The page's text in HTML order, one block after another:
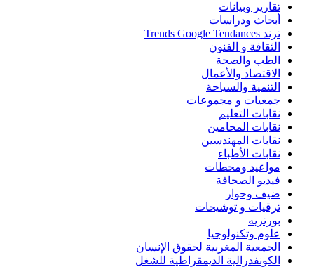
تقارير وبيانات
أبحاث ودراسات
ترند Trends Google Tendances
الثقافة و الفنون
الطب والصحة
الاقتصاد والأعمال
التنمية والسياحة
جمعيات و مجموعات
نقابات التعليم
نقابات المحامين
نقابات المهندسين
نقابات الأطباء
مواعيد ومحطات
فيديو الصحافة
ضيف وحوار
ترقيات و توشيحات
بورتريه
علوم وتكنولوجيا
الجمعية المغربية لحقوق الإنسان
الكونفدرالية الديمقراطية للشغل